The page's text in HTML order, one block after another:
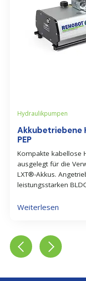
Hydraulikpumpen
Akkubetriebene
PEP
Kompakte kabellose
ausgelegt für die
LXT®-Akkus.
leistungsstarken
Weiterlesen